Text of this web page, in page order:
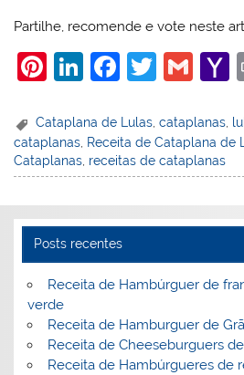
Partilhe, recomende e vote neste
Pi
er
e
st
Li
k
e
dI
F
c
e
b
o
k
T
itt
er
G
ai
l
l
Cataplana de Lulas ,cataplanas
cataplanas Receita de Cataplana de
Cataplanas receitas de cataplanas
Posts recentes
Receita de Hambúrguer de
verde
Receita de Hamburguer de
Receita de Cheeseburguers
Receita de Hambúrgueres de